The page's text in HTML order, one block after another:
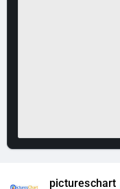
pictureschart